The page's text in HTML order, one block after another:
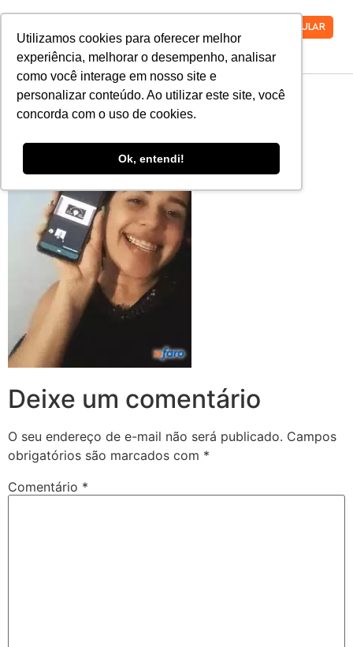
Utilizamos cookies para oferecer melhor
experiência, melhorar o desempenho, analisar
como você interage em nosso site e
personalizar conteúdo. Ao utilizar este site, você
concorda com o uso de cookies.
Ok, entendi!
VESTIBULAR
15-MPO
Deixe um comentário
O seu endereço de e-mail não será publicado. Campos
obrigatórios são marcados com *
Comentário *